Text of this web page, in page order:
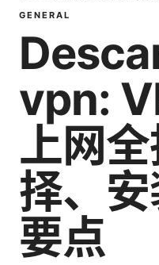
GENERAL
vpn:
上网
择、
要点